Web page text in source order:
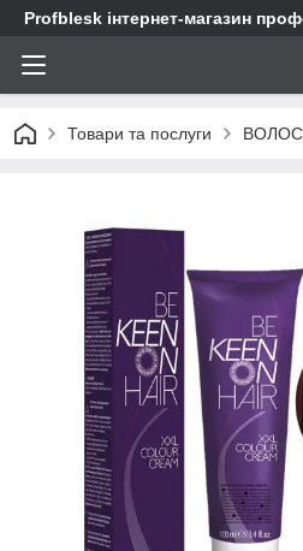
Profblesk інтернет-магазин
Товари та послуги